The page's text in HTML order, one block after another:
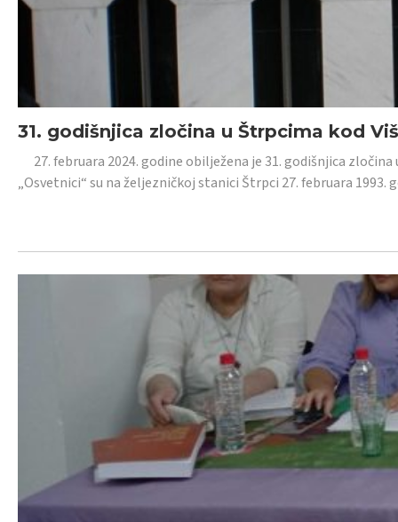
31. godišnjica zločina u Štrpcima kod
27. februara 2024. godine obilježena je 31. godišnjica
„Osvetnici“ su na željezničkoj stanici Štrpci 27. februara 1993.